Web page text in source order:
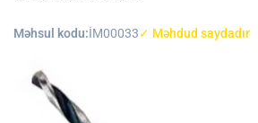
Məhsul kodu:İM00033✓ Məhdud saydadır